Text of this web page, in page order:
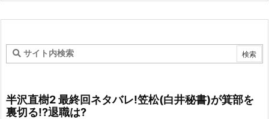
半沢直樹2 最終回ネタバレ!笠松(白井秘書)が箕部を
裏切る!?退職は?